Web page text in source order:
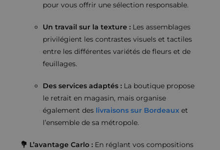
pour vous offrir une sélection responsable.
Un travail sur la texture : Les assemblages
privilégient les contrastes visuels et tactiles
entre les différentes variétés de fleurs et de
feuillages.
Des services adaptés : La boutique propose
le retrait en magasin, mais organise
également des livraisons sur Bordeaux et
l’ensemble de sa métropole.
💐 L’avantage Carlo : En réglant vos compositions